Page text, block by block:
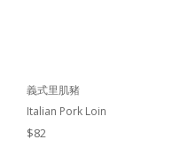
義式里肌豬
Italian Pork Loin
$82